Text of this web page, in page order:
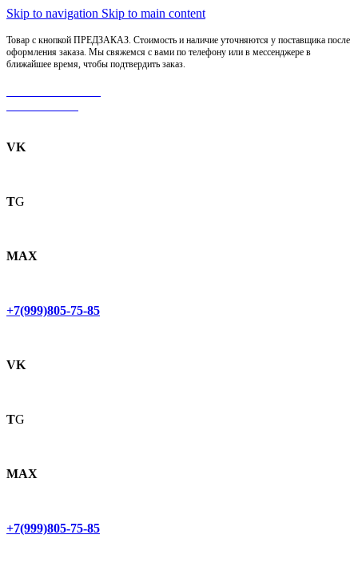
Skip to navigation Skip to main content
Товар с кнопкой ПРЕДЗАКАЗ. Стоимость и наличие уточняются у поставщика после
оформления заказа. Мы свяжемся с вами по телефону или в мессенджере в
ближайшее время, чтобы подтвердить заказ.
VK
TG
MAX
+7(999)805-75-85
VK
TG
MAX
+7(999)805-75-85